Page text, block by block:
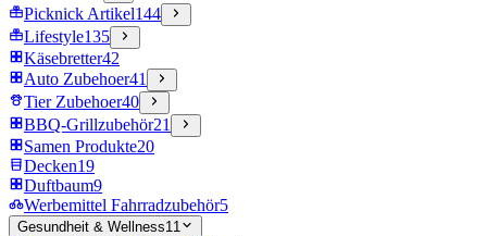
Picknick Artikel144
Lifestyle135
Käsebretter42
Auto Zubehoer41
Tier Zubehoer40
BBQ-Grillzubehör21
Samen Produkte20
Decken19
Duftbaum9
Werbemittel Fahrradzubehör5
Gesundheit & Wellness11